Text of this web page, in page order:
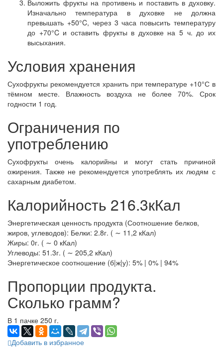
Выложить фрукты на противень и поставить в духовку.
Изначально температура в духовке не должна
превышать +50°C, через 3 часа повысить температуру
до +70°C и оставить фрукты в духовке на 5 ч. до их
высыхания.
Условия хранения
Сухофрукты рекомендуется хранить при температуре +10°С в
тёмном месте. Влажность воздуха не более 70%. Срок
годности 1 год.
Ограничения по
употреблению
Сухофрукты очень калорийны и могут стать причиной
ожирения. Также не рекомендуется употреблять их людям с
сахарным диабетом.
Калорийность 216.3кКал
Энергетическая ценность продукта (Соотношение белков,
жиров, углеводов): Белки: 2.8г. ( ∼ 11,2 кКал)
Жиры: 0г. ( ∼ 0 кКал)
Углеводы: 51.3г. ( ∼ 205,2 кКал)
Энергетическое соотношение (б|ж|у): 5% | 0% | 94%
Пропорции продукта.
Сколько грамм?
В 1 пачке 250 г.
Добавить в избранное